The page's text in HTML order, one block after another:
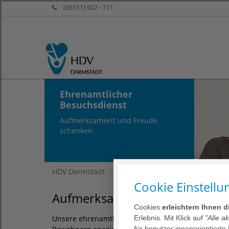
(06151) 602 - 711
Ehrenamtlicher
Besuchsdienst
Aufmerksamkeit und Freude
schenken
HDV Darmstadt
Aufmerksamkeit und Freude
Unsere ehrenamtlichen Mitarbeiterinnen und
Cookie
Cookies erleichtern Ihnen
Erlebnis. Mit Klick auf "Alle